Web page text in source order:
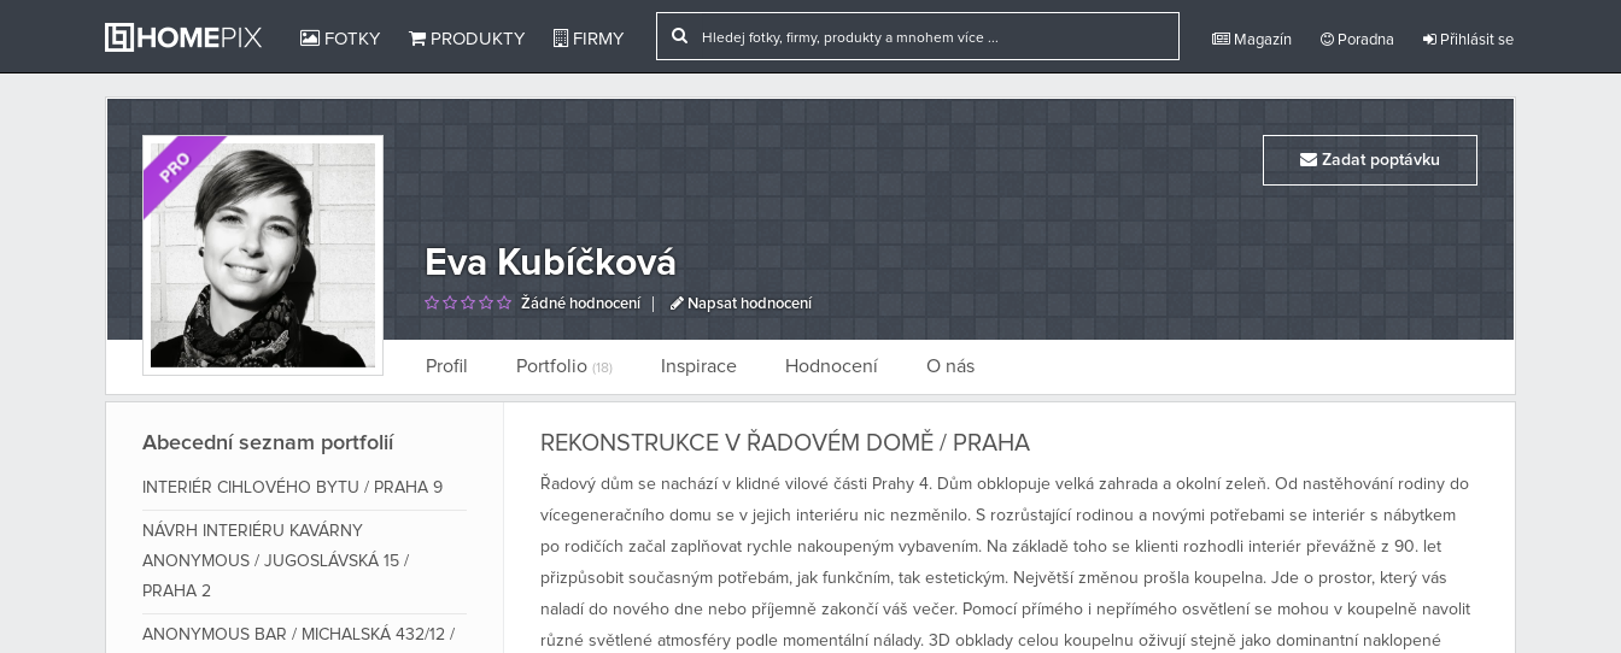
FOTKY PRODUKTY FIRMY Magazín Poradna Přihlásit se
Zadat poptávku
Eva Kubíčková
Žádné hodnocení Napsat hodnocení
Profil Portfolio (18) Inspirace Hodnocení O nás
Abecední seznam portfolií
INTERIÉR CIHLOVÉHO BYTU / PRAHA 9
NÁVRH INTERIÉRU KAVÁRNY
ANONYMOUS / JUGOSLÁVSKÁ 15 /
PRAHA 2
ANONYMOUS BAR / MICHALSKÁ 432/12 /
REKONSTRUKCE V ŘADOVÉM DOMĚ / PRAHA
Řadový dům se nachází v klidné vilové části Prahy 4. Dům obklopuje velká zahrada a okolní zeleň. Od nastěhování rodiny do
vícegeneračního domu se v jejich interiéru nic nezměnilo. S rozrůstající rodinou a novými potřebami se interiér s nábytkem
po rodičích začal zaplňovat rychle nakoupeným vybavením. Na základě toho se klienti rozhodli interiér převážně z 90. let
přizpůsobit současným potřebám, jak funkčním, tak estetickým. Největší změnou prošla koupelna. Jde o prostor, který vás
naladí do nového dne nebo příjemně zakončí váš večer. Pomocí přímého i nepřímého osvětlení se mohou v koupelně navolit
různé světlené atmosféry podle momentální nálady. 3D obklady celou koupelnu oživují stejně jako dominantní naklopené